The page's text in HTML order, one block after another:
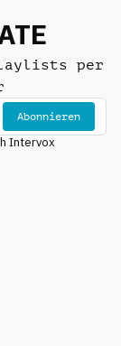
per
Abonnieren
Intervox